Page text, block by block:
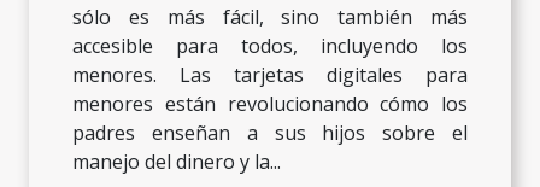
sólo es más fácil, sino también más
accesible para todos, incluyendo los
menores. Las tarjetas digitales para
menores están revolucionando cómo los
padres enseñan a sus hijos sobre el
manejo del dinero y la...